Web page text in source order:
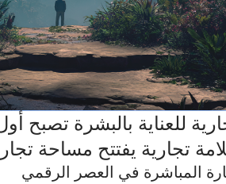
تجارية يفتتح مساحة
المباشرة في العصر الرقمي